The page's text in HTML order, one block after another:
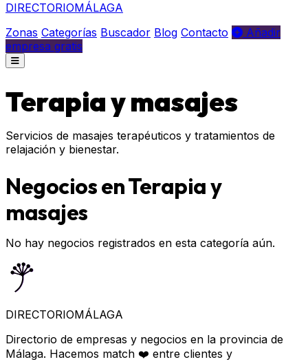
DIRECTORIOMÁLAGA
Zonas Categorías Buscador Blog Contacto
Añadir
empresa gratis
Terapia y masajes
Servicios de masajes terapéuticos y tratamientos de
relajación y bienestar.
Negocios en Terapia y
masajes
No hay negocios registrados en esta categoría aún.
DIRECTORIOMÁLAGA
Directorio de empresas y negocios en la provincia de
Málaga. Hacemos match ❤️ entre clientes y